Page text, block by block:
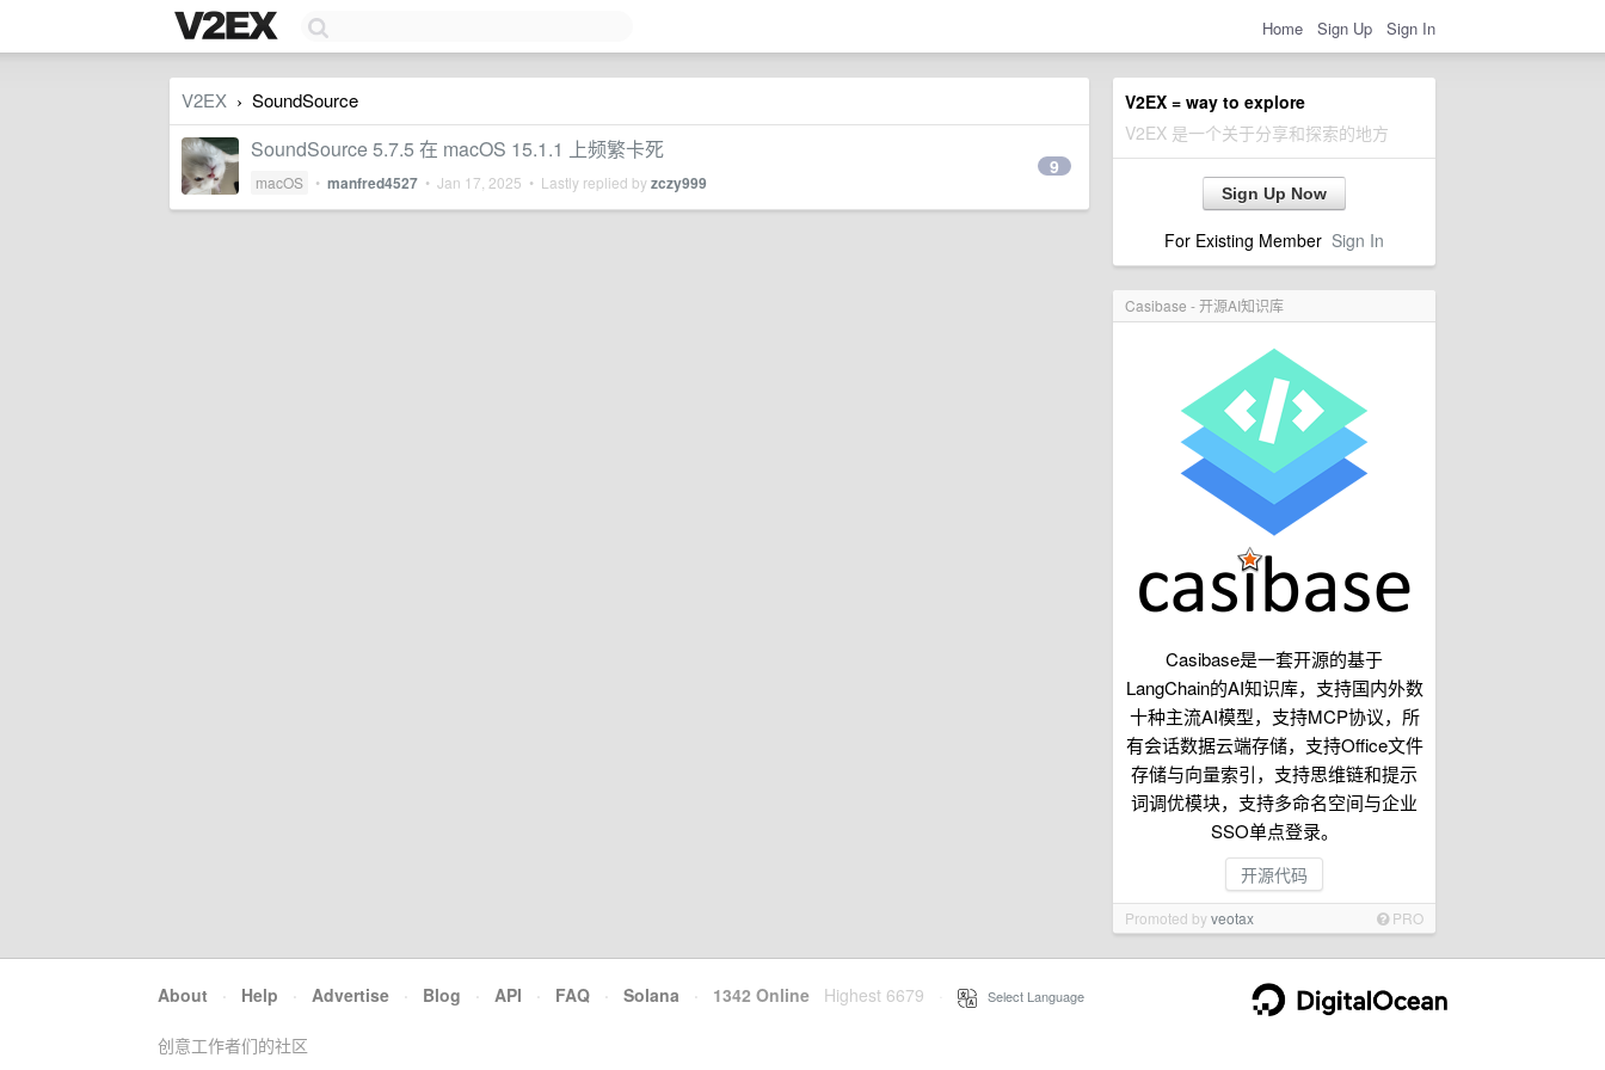
Home Sign Up Sign In
V2EX = way to explore
V2EX 是一个关于分享和探索的地方
Sign Up Now
For Existing Member Sign In
Casibase - 开源AI知识库
Casibase是一套开源的基于
LangChain的AI知识库，支持国内外数
十种主流AI模型，支持MCP协议，所
有会话数据云端存储，支持Office文件
存储与向量索引，支持思维链和提示
词调优模块，支持多命名空间与企业
SSO单点登录。
开源代码
Promoted byveotax PRO
V2EX › SoundSource
SoundSource 5.7.5 在 macOS 15.1.1 上频繁卡死
macOS • manfred4527 • Jan 17, 2025 • Lastly replied byzczy999
9
About · Help · Advertise · Blog · API · FAQ · Solana · 1342 Online Highest 6679 Select Language
创意工作者们的社区